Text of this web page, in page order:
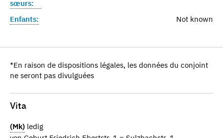
sœurs:
Enfants: Not known
*En raison de dispositions légales, les données du conjoint
ne seront pas divulguées
Vita
(Mk) ledig